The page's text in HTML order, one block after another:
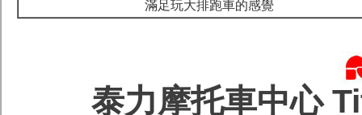
滿足玩大排跑車的感覺
泰力摩托車中心